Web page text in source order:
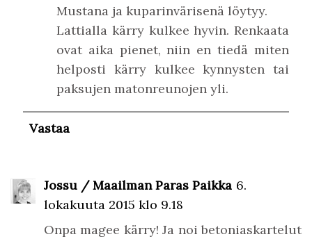
Mustana ja kuparinvärisenä löytyy.
Lattialla kärry kulkee hyvin. Renkaata
ovat aika pienet, niin en tiedä miten
helposti kärry kulkee kynnysten tai
paksujen matonreunojen yli.
Vastaa
Jossu / Maailman Paras Paikka 6.
lokakuuta 2015 klo 9.18
Onpa magee kärry! Ja noi betoniaskartelut